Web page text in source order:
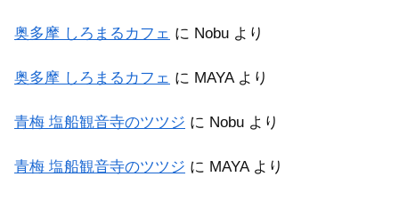
奥多摩 しろまるカフェ に Nobu より
奥多摩 しろまるカフェ に MAYAより
青梅 塩船観音寺のツツジ に Nobu より
青梅 塩船観音寺のツツジ に MAYAより